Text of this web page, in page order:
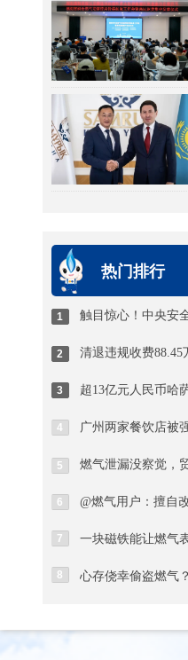
热门排行
广州两家餐饮店被
1
3
2
4
5
6
7
8